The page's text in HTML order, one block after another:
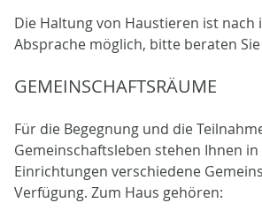
Die Haltung von Haustieren ist nach
Absprache möglich, bitte beraten
GEMEINSCHAFTSRÄUME
Für die Begegnung und die
Gemeinschaftsleben stehen Ihnen
Einrichtungen verschiedene
Verfügung. Zum Haus gehören: